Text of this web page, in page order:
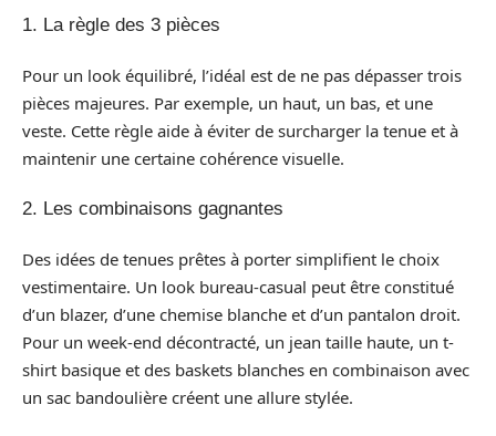
1. La règle des 3 pièces
Pour un look équilibré, l’idéal est de ne pas dépasser trois
pièces majeures. Par exemple, un haut, un bas, et une
veste. Cette règle aide à éviter de surcharger la tenue et à
maintenir une certaine cohérence visuelle.
2. Les combinaisons gagnantes
Des idées de tenues prêtes à porter simplifient le choix
vestimentaire. Un look bureau-casual peut être constitué
d’un blazer, d’une chemise blanche et d’un pantalon droit.
Pour un week-end décontracté, un jean taille haute, un t-
shirt basique et des baskets blanches en combinaison avec
un sac bandoulière créent une allure stylée.